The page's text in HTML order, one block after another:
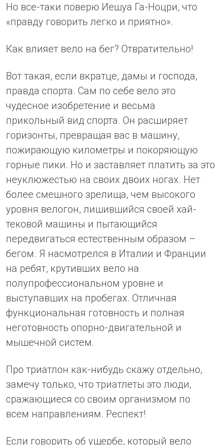
Но все-таки поверю Иешуа Га-Ноцри, что
«правду говорить легко и приятно».
Как влияет вело на бег? Отвратительно!
Вот такая, если вкратце, дамы и господа,
правда спорта. Сам по себе вело это
чудесное изобретение и весьма
прикольный вид спорта. Он расширяет
горизонты, превращая вас в машину,
пожирающую километры и покоряющую
горные пики. Но и заставляет платить за это
неуклюжестью на своих двоих ногах. Нет
более смешного зрелища, чем высокого
уровня велогон, лишившийся своей хай-
тековой машины и пытающийся
передвигаться естественным образом –
бегом. Я насмотрелся в Италии и Франции
на ребят, крутивших вело на
полупрофессиональном уровне и
выступавших на пробегах. Отличная
функциональная готовность и полная
неготовность опорно-двигательной и
мышечной систем.
Про триатлон как-нибудь скажу отдельно,
замечу только, что триатлеты это люди,
сражающиеся со своим организмом по
всем направлениям. Респект!
Если говорить об ущербе, который вело